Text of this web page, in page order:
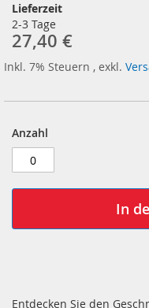
Lieferzeit
2-3 Tage
27,40 €
Inkl. 7% Steuern , exkl.
Anzahl
In
Entdecken Sie den